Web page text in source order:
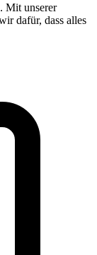
Mit unserer
dafür, dass alles